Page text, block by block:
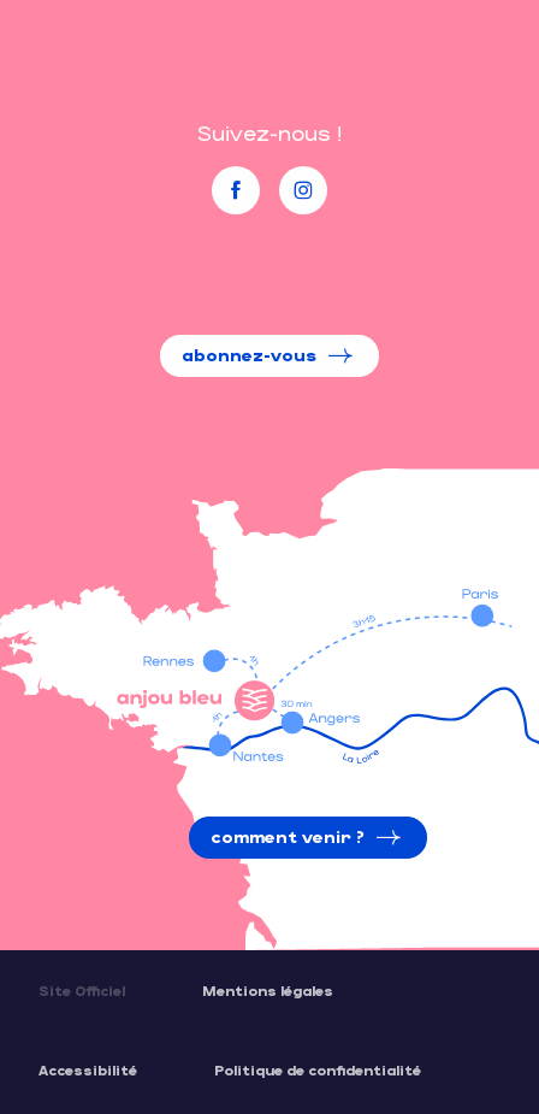
Suivez-nous !
abonnez-vous
comment venir ?
Site Officiel Mentions légales
Accessibilité Politique de confidentialité